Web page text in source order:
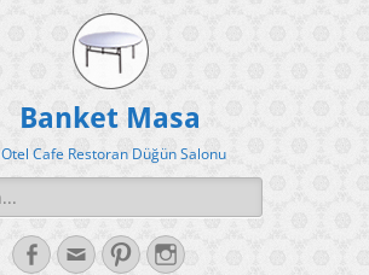
Banket Masa
Otel Cafe Restoran Düğün Salonu
Facebook
EmailPinterestInstagram